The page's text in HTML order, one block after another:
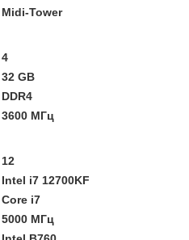
Midi-Tower
4
32 GB
DDR4
3600 МГц
12
Intel i7 12700KF
Core i7
5000 МГц